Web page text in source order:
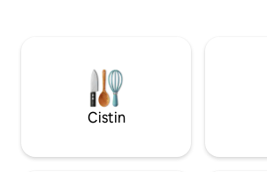
tosaithe! In aice le telecabine saor in
aisce síos go dtí Ionad Plagne. Socraigh le
gach rud a d'fhéadfadh a bheith ag
teastáil uait ar do shaoire sciála!
Cistin